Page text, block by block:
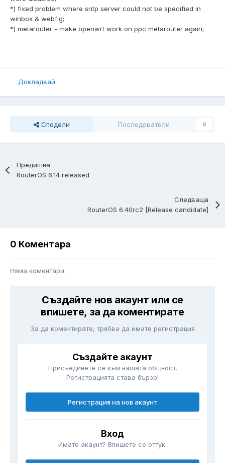
*) fixed problem where sntp server could not be specified in
winbox & webfig;
*) metarouter - make openwrt work on ppc metarouter again;
Докладвай
Сподели Последователи 0
Предишна
RouterOS 6.14 released
Следваща
RouterOS 6.40rc2 [Release candidate]
0 Коментара
Няма коментари.
Създайте нов акаунт или се
впишете, за да коментирате
За да коментирате, трябва да имате регистрация
Създайте акаунт
Присъединете се към нашата общност.
Регистрацията става бързо!
Регистрация на нов акаунт
Вход
Имате акаунт? Впишете се оттук.